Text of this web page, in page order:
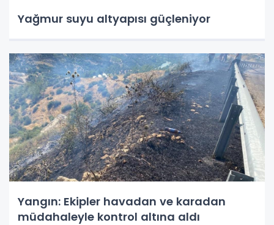
Yağmur suyu altyapısı güçleniyor
Yangın: Ekipler havadan ve karadan
müdahaleyle kontrol altına aldı